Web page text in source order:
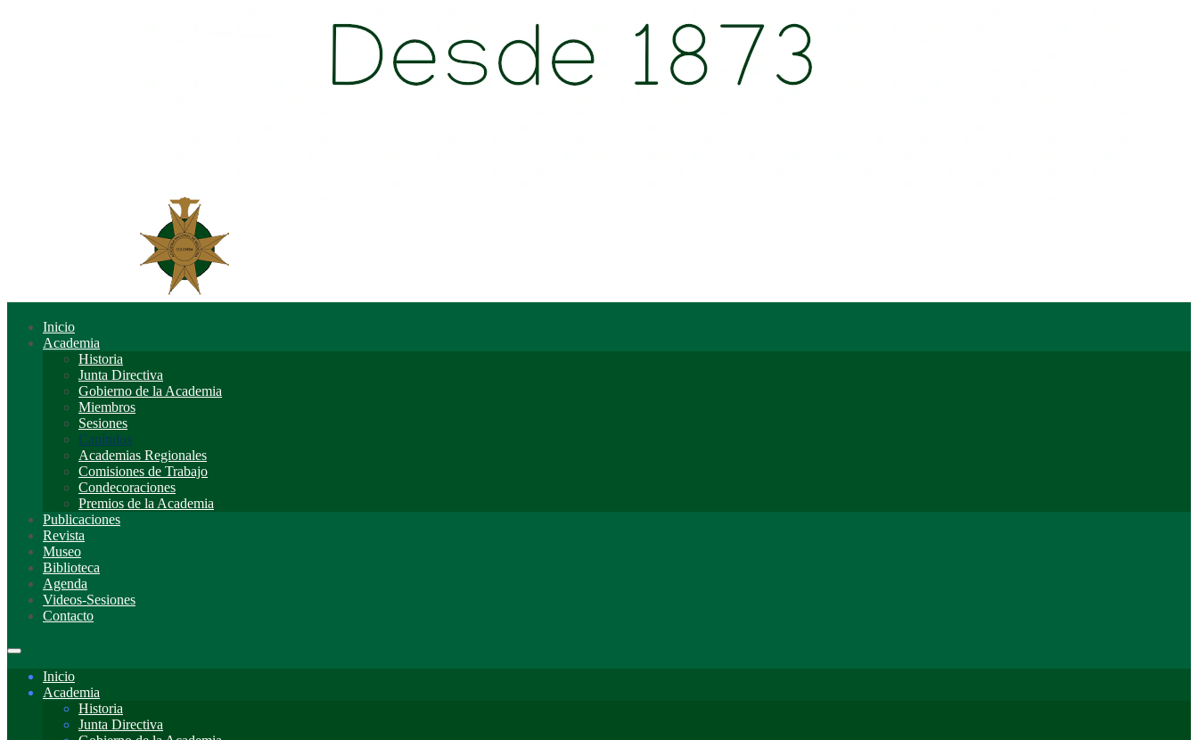
Inicio
Academia
Historia
Junta Directiva
Gobierno de la Academia
Miembros
Sesiones
Capítulos
Academias Regionales
Comisiones de Trabajo
Condecoraciones
Premios de la Academia
Publicaciones
Revista
Museo
Biblioteca
Agenda
Videos-Sesiones
Contacto
Inicio
Academia
Historia
Junta Directiva